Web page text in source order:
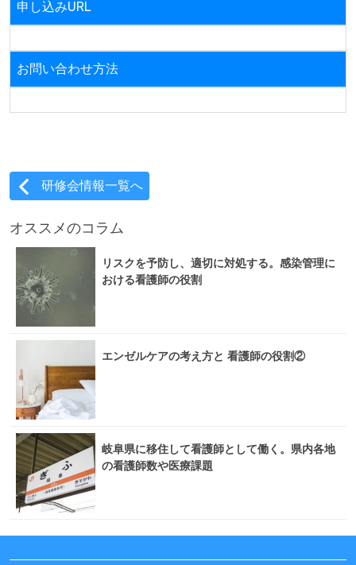
申し込みURL
お問い合わせ方法
研修会情報一覧へ
オススメのコラム
リスクを予防し、適切に対処する。感染管理に
おける看護師の役割
エンゼルケアの考え方と 看護師の役割②
岐阜県に移住して看護師として働く。県内各地
の看護師数や医療課題